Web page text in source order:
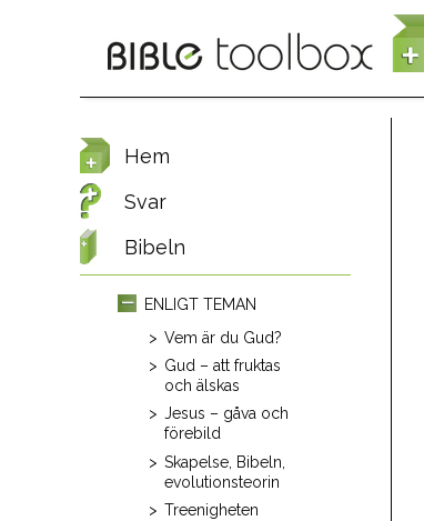
Hem
Svar
Bibeln
ENLIGT TEMAN
Vem är du Gud?
Gud – att fruktas
och älskas
Jesus – gåva och
förebild
Skapelse, Bibeln,
evolutionsteorin
Treenigheten